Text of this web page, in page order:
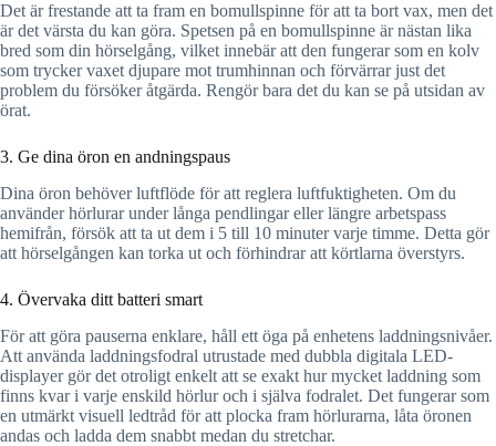
Det är frestande att ta fram en bomullspinne för att ta bort vax, men det
är det värsta du kan göra. Spetsen på en bomullspinne är nästan lika
bred som din hörselgång, vilket innebär att den fungerar som en kolv
som trycker vaxet djupare mot trumhinnan och förvärrar just det
problem du försöker åtgärda. Rengör bara det du kan se på utsidan av
örat.
3. Ge dina öron en andningspaus
Dina öron behöver luftflöde för att reglera luftfuktigheten. Om du
använder hörlurar under långa pendlingar eller längre arbetspass
hemifrån, försök att ta ut dem i 5 till 10 minuter varje timme. Detta gör
att hörselgången kan torka ut och förhindrar att körtlarna överstyrs.
4. Övervaka ditt batteri smart
För att göra pauserna enklare, håll ett öga på enhetens laddningsnivåer.
Att använda laddningsfodral utrustade med dubbla digitala LED-
displayer gör det otroligt enkelt att se exakt hur mycket laddning som
finns kvar i varje enskild hörlur och i själva fodralet. Det fungerar som
en utmärkt visuell ledtråd för att plocka fram hörlurarna, låta öronen
andas och ladda dem snabbt medan du stretchar.